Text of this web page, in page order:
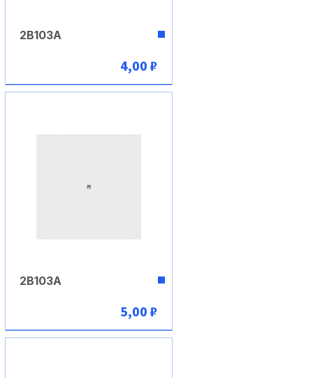
В корзину
2В103А
4,00 ₽
В корзину
2В103А
5,00 ₽